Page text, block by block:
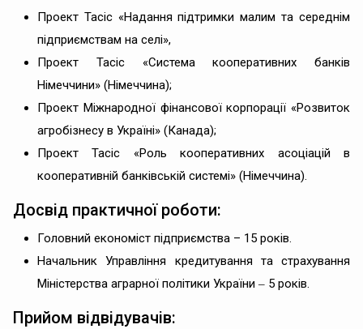
Проект Тасіс «Надання підтримки малим та середнім
підприємствам на селі»,
Проект Тасіс «Система кооперативних банків
Німеччини» (Німеччина);
Проект Міжнародної фінансової корпорації «Розвиток
агробізнесу в Україні» (Канада);
Проект Тасіс «Роль кооперативних асоціацій в
кооперативній банківській системі» (Німеччина).
Досвід практичної роботи:
Головний економіст підприємства – 15 років.
Начальник Управління кредитування та страхування
Міністерства аграрної політики України ‒ 5 років.
Прийом відвідувачів: